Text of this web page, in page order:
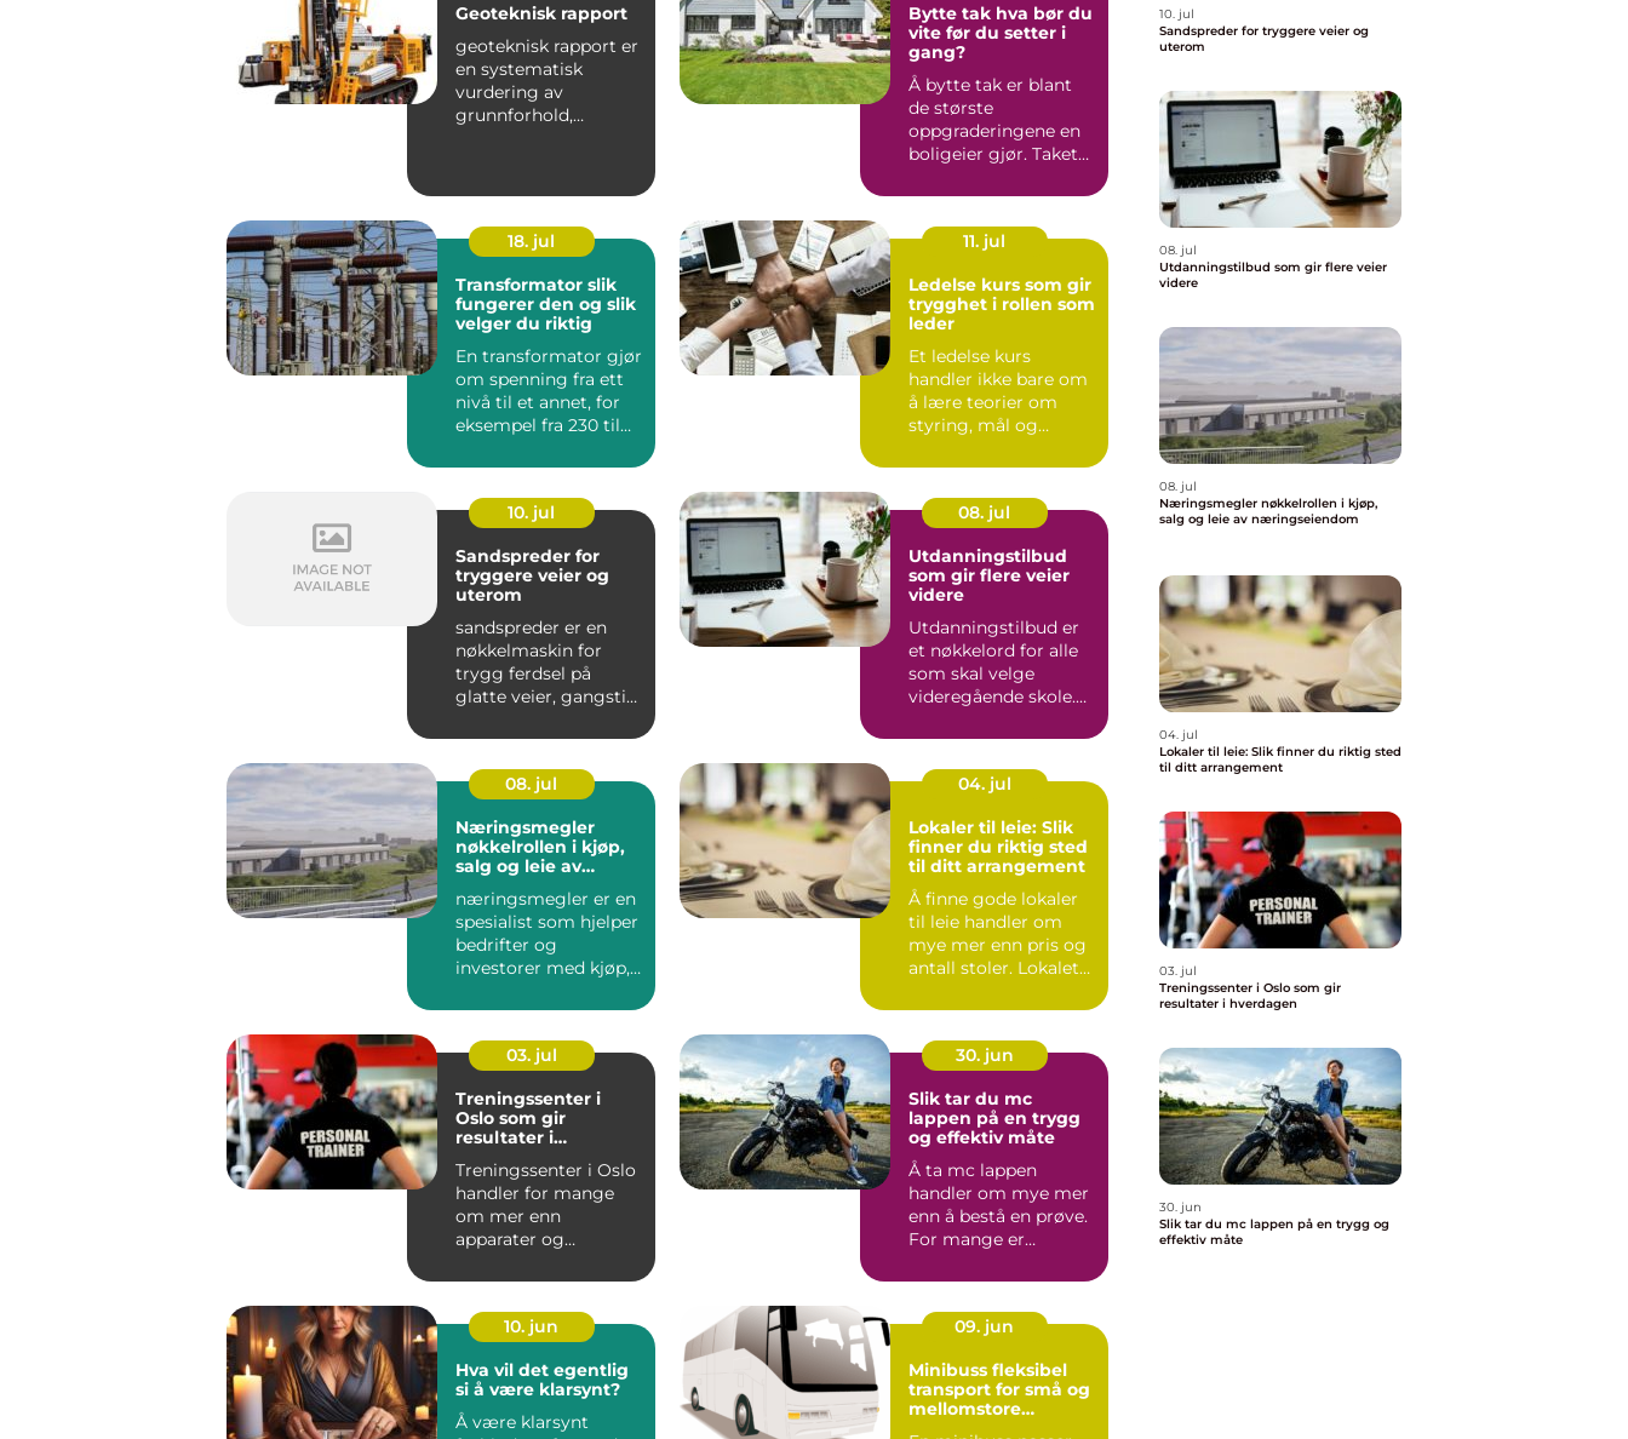
Geoteknisk rapport
geoteknisk rapport er
en systematisk
vurdering av
grunnforhold,
Bytte tak hva bør du
vite før du setter i
gang?
Å bytte tak er blant
de største
oppgraderingene en
boligeier gjør. Taket
sikkerhet, en...
18. jul
Transformator slik
fungerer den og slik
velger du riktig
En transformator gjør
om spenning fra ett
nivå til et annet, for
eksempel fra 230 til
11. jul
Ledelse kurs som gir
trygghet i rollen som
leder
Et ledelse kurs
handler ikke bare om
å lære teorier om
styring, mål og
lederkurs gi...
10. jul
Sandspreder for
tryggere veier og
uterom
sandspreder er en
nøkkelmaskin for
trygg ferdsel på
glatte veier, gangstier
hele ...
08. jul
Utdanningstilbud
som gir flere veier
videre
Utdanningstilbud er
et nøkkelord for alle
som skal velge
videregående skole.
08. jul
Næringsmegler
nøkkelrollen i kjøp,
salg og leie av
næringsmegler er en
spesialist som hjelper
bedrifter og
investorer med kjøp,
nærin...
04. jul
Lokaler til leie: Slik
finner du riktig sted
til ditt arrangement
Å finne gode lokaler
til leie handler om
mye mer enn pris og
antall stoler. Lokalet
03. jul
Treningssenter i
Oslo som gir
resultater i
Treningssenter i Oslo
handler for mange
om mer enn
apparater og
senter skal gj&...
30. jun
Slik tar du mc
lappen på en trygg
og effektiv måte
Å ta mc lappen
handler om mye mer
enn å bestå en prøve.
For mange er
frihetsfølelse, ...
10. jun
Hva vil det egentlig
si å være klarsynt?
Å være klarsynt
09. jun
Minibuss fleksibel
transport for små og
mellomstore
10. jul
Sandspreder for tryggere veier og
uterom
08. jul
Utdanningstilbud som gir flere veier
videre
08. jul
Næringsmegler nøkkelrollen i kjøp,
salg og leie av næringseiendom
04. jul
Lokaler til leie: Slik finner du riktig sted
til ditt arrangement
03. jul
Treningssenter i Oslo som gir
resultater i hverdagen
30. jun
Slik tar du mc lappen på en trygg og
effektiv måte